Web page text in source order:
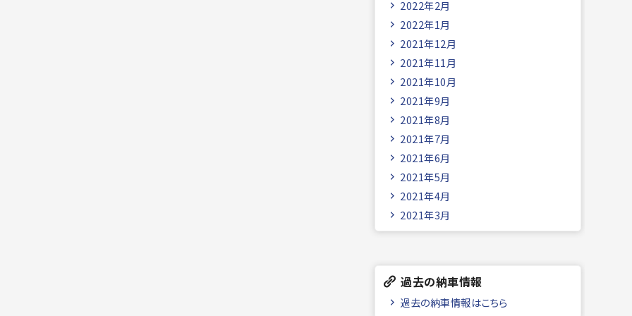
2022年2月
2022年1月
2021年12月
2021年11月
2021年10月
2021年9月
2021年8月
2021年7月
2021年6月
2021年5月
2021年4月
2021年3月
過去の納車情報
過去の納車情報はこちら